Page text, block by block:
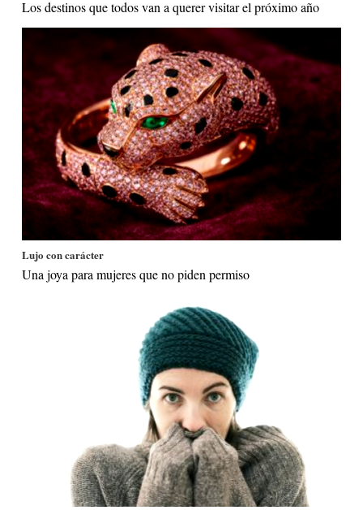
Los destinos que todos van a querer visitar el próximo año
Lujo con carácter
Una joya para mujeres que no piden permiso